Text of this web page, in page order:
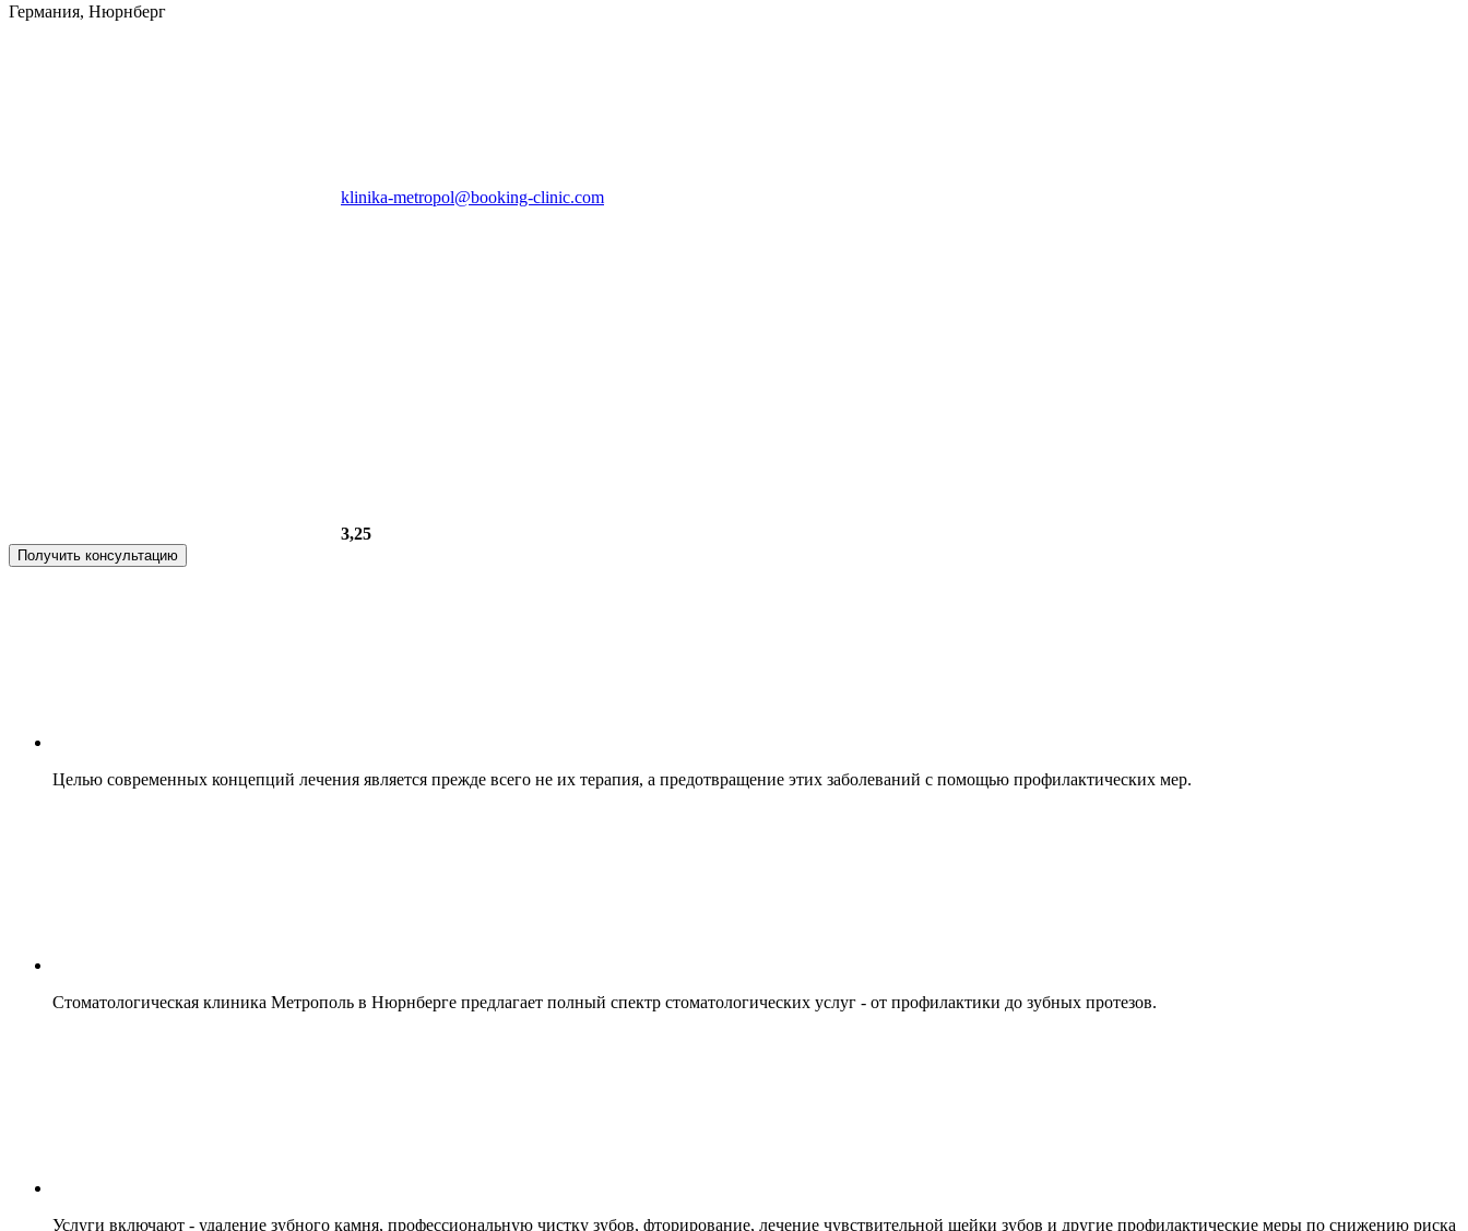
Германия, Нюрнберг
klinika-metropol@booking-clinic.com
3,25
Получить консультацию
Целью современных концепций лечения является прежде всего не их терапия, а предотвращение этих заболеваний с помощью профилактических мер.
Стоматологическая клиника Метрополь в Нюрнберге предлагает полный спектр стоматологических услуг - от профилактики до зубных протезов.
Услуги включают - удаление зубного камня, профессиональную чистку зубов, фторирование, лечение чувствительной шейки зубов и другие профилактические меры по снижению риска